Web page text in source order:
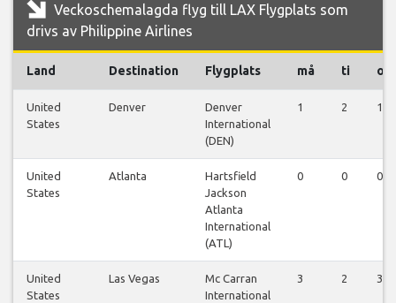
Veckoschemalagda flyg till LAX Flygplats som
drivs av Philippine Airlines
Land Destination Flygplats må ti on
United
States
Denver
Denver
International
(DEN)
1 2 1
United
States
Atlanta
Hartsfield
Jackson
Atlanta
International
(ATL)
0 0 0
United
States
Las Vegas
Mc Carran
International
3 2 3